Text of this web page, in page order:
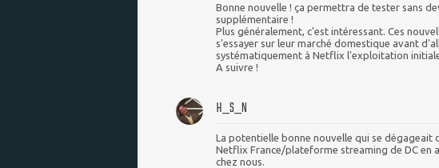
Bonne nouvelle ! ça permettra de tester sans
supplémentaire !
Plus généralement, c'est intéressant. Ces
s'essayer sur leur marché domestique avant
systématiquement à Netflix l'exploitation
A suivre !
H_S_N
La potentielle bonne nouvelle qui se dégageait
Netflix France/plateforme streaming de DC en
chez nous.